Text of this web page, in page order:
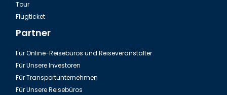
Tour
Flugticket
Partner
Für Online-Reisebüros und Reiseveranstalter
Für Unsere Investoren
Für Transportunternehmen
Für Unsere Reisebüros